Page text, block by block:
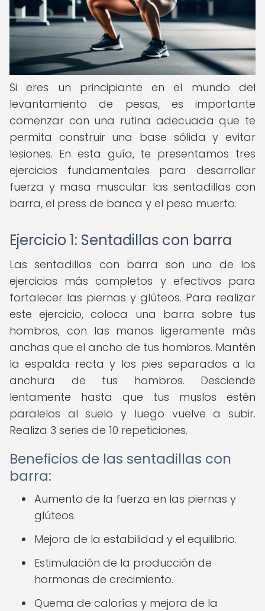
Si eres un principiante en el mundo del
levantamiento de pesas, es importante
comenzar con una rutina adecuada que te
permita construir una base sólida y evitar
lesiones. En esta guía, te presentamos tres
ejercicios fundamentales para desarrollar
fuerza y masa muscular: las sentadillas con
barra, el press de banca y el peso muerto.
Ejercicio 1: Sentadillas con barra
Las sentadillas con barra son uno de los
ejercicios más completos y efectivos para
fortalecer las piernas y glúteos. Para realizar
este ejercicio, coloca una barra sobre tus
hombros, con las manos ligeramente más
anchas que el ancho de tus hombros. Mantén
la espalda recta y los pies separados a la
anchura de tus hombros. Desciende
lentamente hasta que tus muslos estén
paralelos al suelo y luego vuelve a subir.
Realiza 3 series de 10 repeticiones.
Beneficios de las sentadillas con
barra:
Aumento de la fuerza en las piernas y
glúteos.
Mejora de la estabilidad y el equilibrio.
Estimulación de la producción de
hormonas de crecimiento.
Quema de calorías y mejora de la